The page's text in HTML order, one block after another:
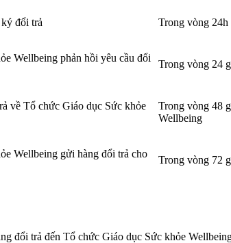
đổi trả Trong vòng 24h
Wellbeing phản hồi yêu cầu đổi
Trong vòng 24
về Tổ chức Giáo dục Sức khỏe
Trong vòng 48
Wellbeing
Wellbeing gửi hàng đổi trả cho
Trong vòng 72
đổi trả đến Tổ chức Giáo dục Sức khỏe